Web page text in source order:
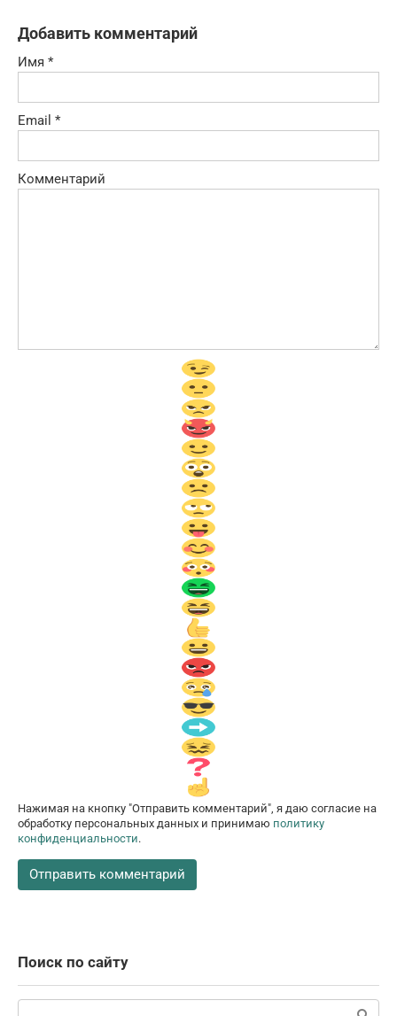
Добавить комментарий
Имя *
Email *
Комментарий
Нажимая на кнопку "Отправить комментарий", я даю согласие на
обработку персональных данных и принимаю политику
конфиденциальности.
Поиск по сайту
Поиск: